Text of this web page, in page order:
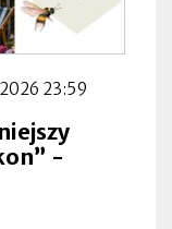
23:59
-